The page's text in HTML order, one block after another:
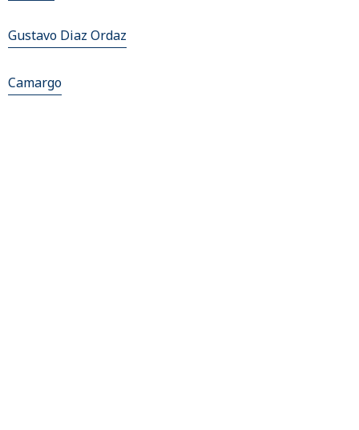
Gustavo Diaz Ordaz
Camargo